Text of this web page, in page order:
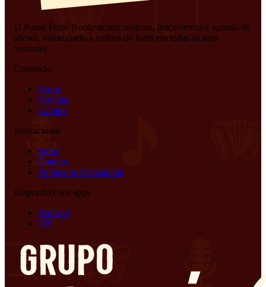
O Portal Forró Nordeste traz notícias, lançamentos e agenda de
shows, valorizando a cultura do forró em todas as suas
vertentes.
Conteúdo
Home
Notícias
Eventos
Institucional
Sobre
Contato
Política de Privacidade
Disponível nos apps
Android
iOS